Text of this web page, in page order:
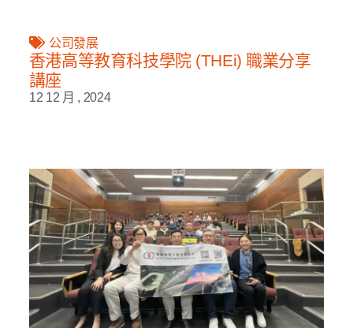
公司發展
香港高等教育科技學院 (THEi) 職業分享
講座
12 12 月 , 2024